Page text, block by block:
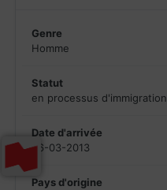
Genre
Homme
Statut
en processus d'immigration
Date d'arrivée
26-03-2013
Pays d'origine